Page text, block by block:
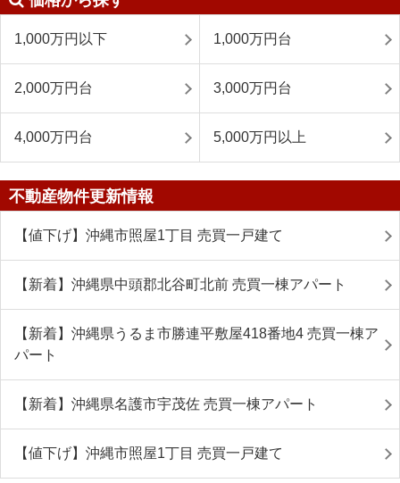
1,000万円以下 1,000万円台
2,000万円台 3,000万円台
4,000万円台 5,000万円以上
不動産物件更新情報
【値下げ】沖縄市照屋1丁目 売買一戸建て
【新着】沖縄県中頭郡北谷町北前 売買一棟アパート
【新着】沖縄県うるま市勝連平敷屋418番地4 売買一棟ア
パート
【新着】沖縄県名護市宇茂佐 売買一棟アパート
【値下げ】沖縄市照屋1丁目 売買一戸建て